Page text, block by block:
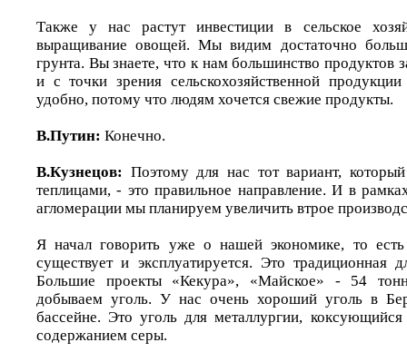
Также у нас растут инвестиции в сельское
выращивание овощей. Мы видим достаточно
грунта. Вы знаете, что к нам большинство продуктов
и с точки зрения сельскохозяйственной
удобно, потому что людям хочется свежие продукты.
В.Путин: Конечно.
В.Кузнецов: Поэтому для нас тот вариант,
теплицами, - это правильное направление. И в
агломерации мы планируем увеличить втрое
Я начал говорить уже о нашей экономике, то
существует и эксплуатируется. Это традиционная
Большие проекты «Кекура», «Майское» - 54
добываем уголь. У нас очень хороший уголь в
бассейне. Это уголь для металлургии,
содержанием серы.